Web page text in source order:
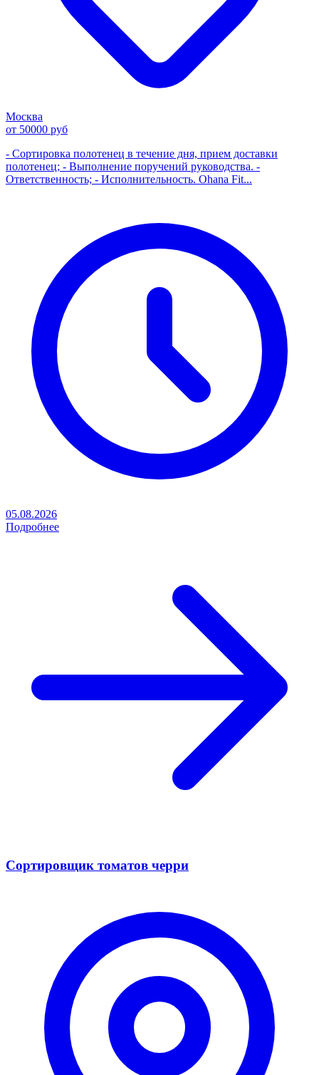
Москва
от 50000 руб
- Сортировка полотенец в течение дня, прием доставки
полотенец; - Выполнение поручений руководства. -
Ответственность; - Исполнительность. Ohana Fit...
05.08.2026
Подробнее
Сортировщик томатов черри